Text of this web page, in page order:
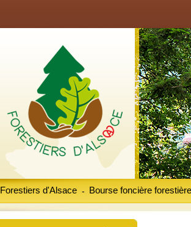
Forestiers d'Alsace Bourse foncière forestière
-